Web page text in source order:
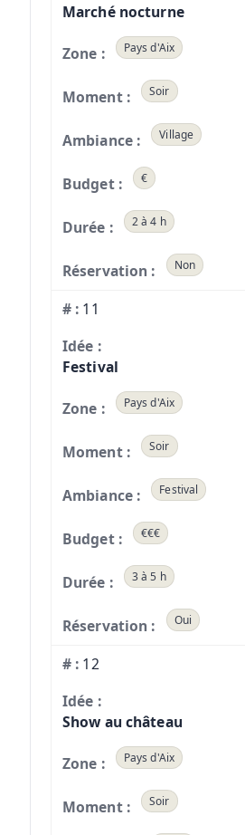
Marché nocturne
Pays d'Aix
Soir
Village
€
2 à 4 h
Non
11
Festival
Pays d'Aix
Soir
Festival
€€€
3 à 5 h
Oui
12
Show au château
Pays d'Aix
Soir